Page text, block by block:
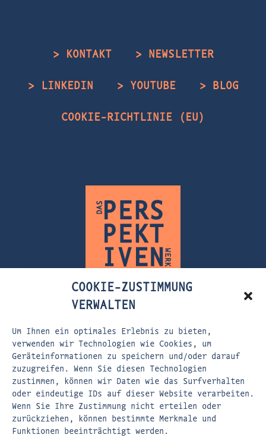
COOKIE-ZUSTIMMUNG
VERWALTEN
Um Ihnen ein optimales Erlebnis zu bieten,
verwenden wir Technologien wie Cookies, um
Geräteinformationen zu speichern und/oder darauf
zuzugreifen. Wenn Sie diesen Technologien
zustimmen, können wir Daten wie das Surfverhalten
oder eindeutige IDs auf dieser Website verarbeiten.
Wenn Sie Ihre Zustimmung nicht erteilen oder
zurückziehen, können bestimmte Merkmale und
Funktionen beeinträchtigt werden.
> KONTAKT > NEWSLETTER
> LINKEDIN > YOUTUBE > BLOG
COOKIE-RICHTLINIE (EU)
FLEISCHERSTRASSE 5
80337 MÜNCHEN
EMAIL:KONTAKT@DASPERSPEKTIVENWERK.DE
WEBSITE:WWW.DASPERSPEKTIVENWERK.DE